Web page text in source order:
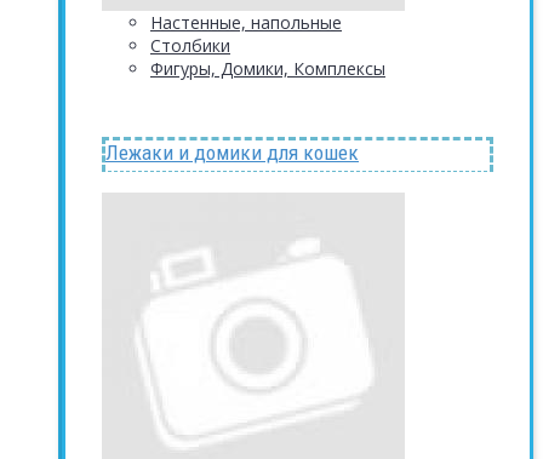
Настенные, напольные
Столбики
Фигуры, Домики, Комплексы
Лежаки и домики для кошек